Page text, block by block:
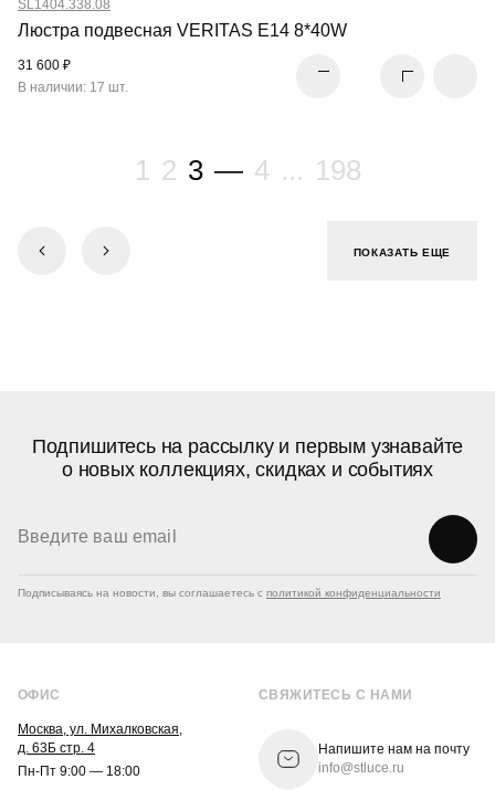
SL1404.338.08
Люстра подвесная VERITAS E14 8*40W
31 600 ₽
В наличии: 17 шт.
1 2 3 — 4 ... 198
ПОКАЗАТЬ ЕЩЕ
Подпишитесь на рассылку и первым узнавайте
о новых коллекциях, скидках и событиях
Подписываясь на новости, вы соглашаетесь с политикой конфиденциальности
ОФИС
Москва, ул. Михалковская,
д. 63Б стр. 4
Пн-Пт 9:00 — 18:00
СВЯЖИТЕСЬ С НАМИ
Напишите нам на почту
info@stluce.ru